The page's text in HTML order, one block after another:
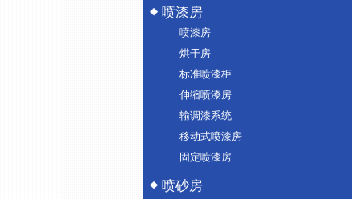
喷漆房
喷漆房
烘干房
标准喷漆柜
伸缩喷漆房
输调漆系统
移动式喷漆房
固定喷漆房
喷砂房